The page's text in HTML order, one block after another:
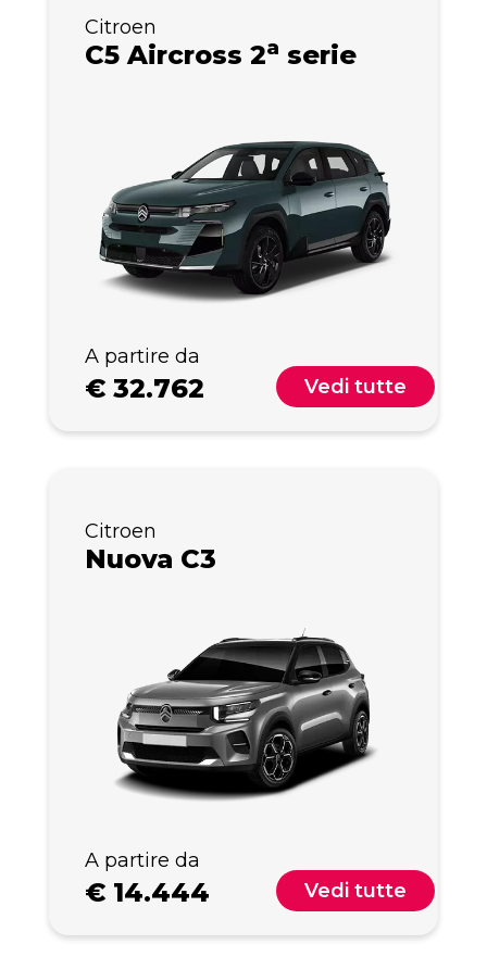
Citroen
C5 Aircross 2a serie
A partire da
€ 32.762 Vedi tutte
Citroen
Nuova C3
A partire da
€ 14.444 Vedi tutte